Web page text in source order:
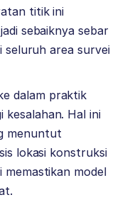
titik ini
sebaiknya sebar
seluruh area survei
dalam praktik
Hal ini
menuntut
lokasi konstruksi
model